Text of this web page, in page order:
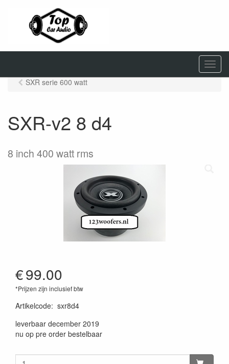
M
e
SXR serie 600 watt
SXR-v2 8 d4
8 inch 400 watt rms
€99.00
*Prijzen zijn inclusief btw
Artikelcode: sxr8d4
leverbaar december 2019
nu op pre order bestelbaar